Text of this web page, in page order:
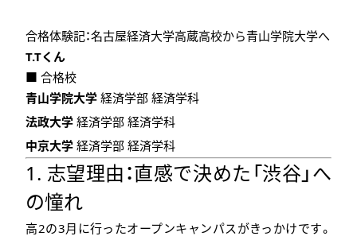
合格体験記：名古屋経済大学高蔵高校から青山学院大学へ
T.Tくん
■ 合格校
青山学院大学 経済学部 経済学科
法政大学 経済学部 経済学科
中京大学 経済学部 経済学科
1. 志望理由：直感で決めた「渋谷」へ
の憧れ
高2の3月に行ったオープンキャンパスがきっかけです。